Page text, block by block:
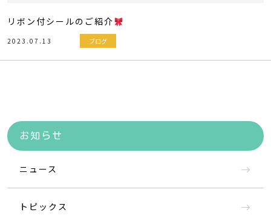
リボン付シールのご紹介
2023.07.13 ブログ
お知らせ
ニュース
トピックス